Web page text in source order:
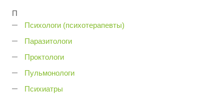
П
Психологи (психотерапевты)
Паразитологи
Проктологи
Пульмонологи
Психиатры